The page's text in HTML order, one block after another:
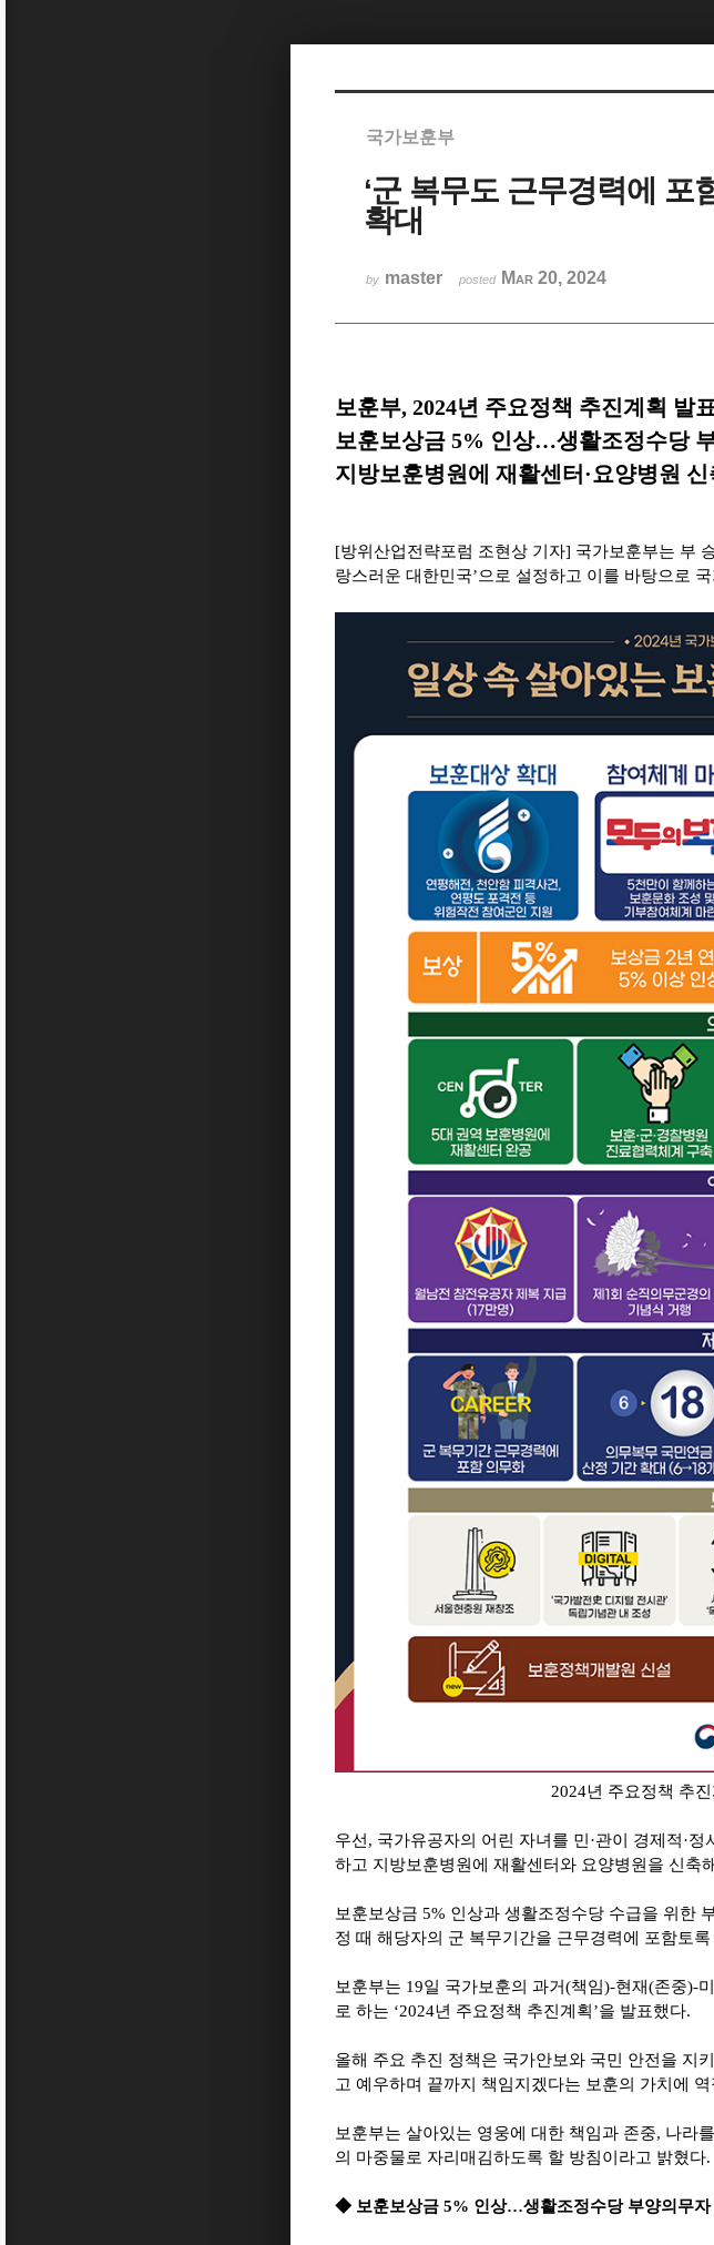
국가보훈부
‘군 복무도 근무경력에
확대
by master posted Mar 20, 2024
보훈부, 2024년 주요정책 추진계획 발
보훈보상금 5% 인상…생활조정수당
지방보훈병원에 재활센터 ·요양병원 신
[방위산업전략포럼 조현상 기자] 국가보훈부는 부
랑스러운 대한민국’으로 설정하고 이를 바탕으로
2024년 주요정책 추진
우선, 국가유공자의 어린 자녀를 민·관이 경제적·정
하고 지방보훈병원에 재활센터와 요양병원을 신축
보훈보상금 5% 인상과 생활조정수당 수급을 위한
정 때 해당자의 군 복무기간을 근무경력에 포함토
보훈부는 19일 국가보훈의 과거(책임)-현재(존중)-
로 하는 ‘2024년 주요정책 추진계획’을 발표했다.
올해 주요 추진 정책은 국가안보와 국민 안전을 지
고 예우하며 끝까지 책임지겠다는 보훈의 가치에
보훈부는 살아있는 영웅에 대한 책임과 존중, 나라
의 마중물로 자리매김하도록 할 방침이라고 밝혔다.
◆ 보훈보상금 5% 인상…생활조정수당 부양의무자
Sketchbook5, 스케치북5
Sketchbook5, 스케치북5